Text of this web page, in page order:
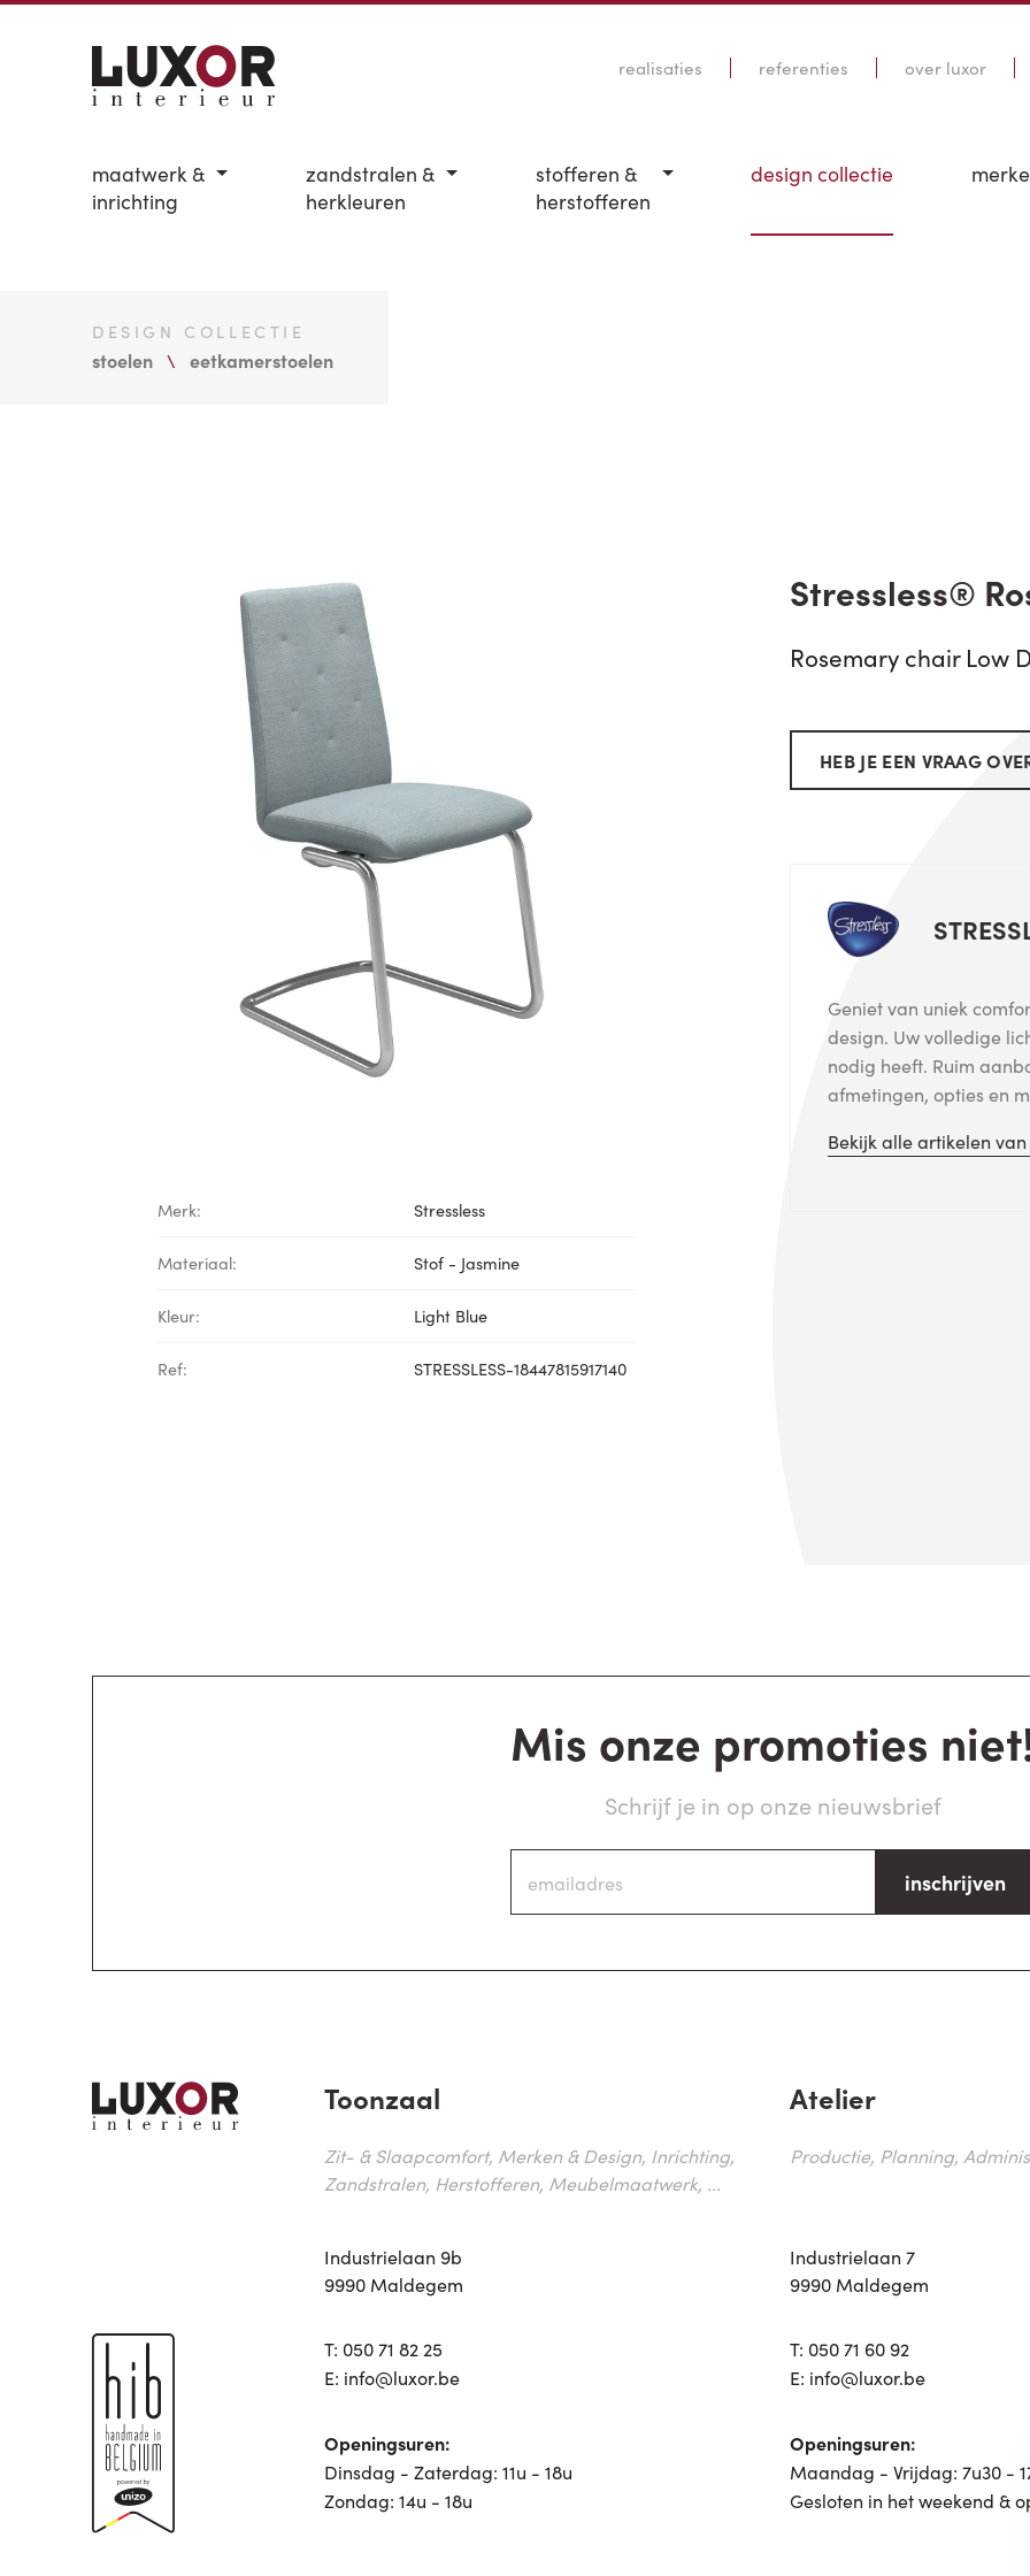
realisaties referenties over luxor
maatwerk &
inrichting
zandstralen &
herkleuren
stofferen &
herstofferen
design collectie
DESIGN COLLECTIE
stoelen eetkamerstoelen
Merk: Stressless
Materiaal: Stof - Jasmine
Kleur: Light Blue
Ref: STRESSLESS-18447815917140
Stressless®
Rosemary chair Low
HEB JE EEN VRAAG
Geniet van uniek
design. Uw volledige
nodig heeft. Ruim
afmetingen, opties en
Bekijk alle artikelen van
Mis onze promoties
Schrijf je in op onze nieuwsbrief
inschrijven
Toonzaal
Zit- & Slaapcomfort, Merken & Design, Inrichting,
Zandstralen, Herstofferen, Meubelmaatwerk, ...
Industrielaan 9b
9990 Maldegem
T: 050 71 82 25
E: info@luxor.be
Openingsuren:
Dinsdag - Zaterdag: 11u - 18u
Zondag: 14u - 18u
Atelier
Productie, Planning,
Industrielaan 7
9990 Maldegem
T: 050 71 60 92
E: info@luxor.be
Openingsuren:
Maandag - Vrijdag: 7u30 -
Gesloten in het weekend &